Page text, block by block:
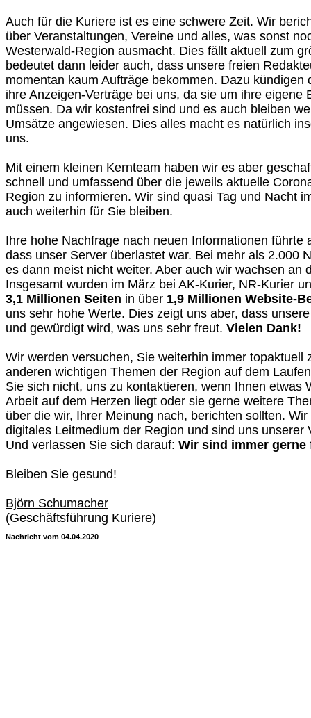
Auch für die Kuriere ist es eine schwere Zeit. Wir
über Veranstaltungen, Vereine und alles, was sonst
Westerwald-Region ausmacht. Dies fällt aktuell zum
bedeutet dann leider auch, dass unsere freien
momentan kaum Aufträge bekommen. Dazu kündigen
ihre Anzeigen-Verträge bei uns, da sie um ihre eigene
müssen. Da wir kostenfrei sind und es auch bleiben
Umsätze angewiesen. Dies alles macht es natürlich
uns.
Mit einem kleinen Kernteam haben wir es aber
schnell und umfassend über die jeweils aktuelle
Region zu informieren. Wir sind quasi Tag und Nacht
auch weiterhin für Sie bleiben.
Ihre hohe Nachfrage nach neuen Informationen führte
dass unser Server überlastet war. Bei mehr als 2.000
es dann meist nicht weiter. Aber auch wir wachsen an
Insgesamt wurden im März bei AK-Kurier, NR-Kurier
3,1 Millionen Seiten in über 1,9 Millionen Website-
uns sehr hohe Werte. Dies zeigt uns aber, dass
und gewürdigt wird, was uns sehr freut. Vielen Dank!
Wir werden versuchen, Sie weiterhin immer topaktuell
anderen wichtigen Themen der Region auf dem
Sie sich nicht, uns zu kontaktieren, wenn Ihnen etwas
Arbeit auf dem Herzen liegt oder sie gerne weitere
über die wir, Ihrer Meinung nach, berichten sollten.
digitales Leitmedium der Region und sind uns unserer
Und verlassen Sie sich darauf: Wir sind immer gerne
Bleiben Sie gesund!
Björn Schumacher
(Geschäftsführung Kuriere)
Nachricht vom 04.04.2020